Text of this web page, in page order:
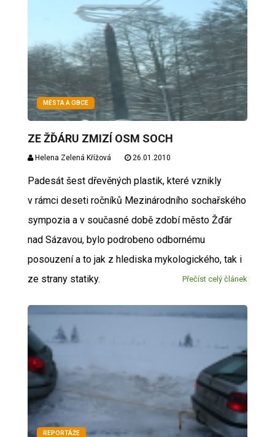
MĚSTA A OBCE
ZE ŽĎÁRU ZMIZÍ OSM SOCH
Helena Zelená Křížová 26.01.2010
Padesát šest dřevěných plastik, které vznikly
v rámci deseti ročníků Mezinárodního sochařského
sympozia a v současné době zdobí město Žďár
nad Sázavou, bylo podrobeno odbornému
posouzení a to jak z hlediska mykologického, tak i
ze strany statiky.
Přečíst celý článek
REPORTÁŽE